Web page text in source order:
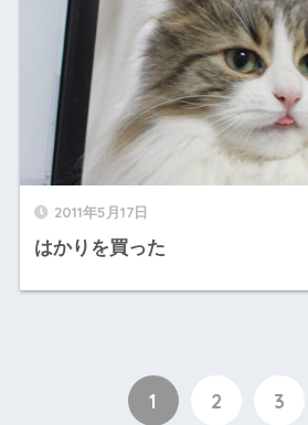
2011年5月17日
はかりを買った
1 2 3